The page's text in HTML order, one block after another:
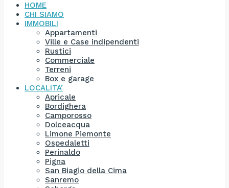
HOME
CHI SIAMO
IMMOBILI
Appartamenti
Ville e Case indipendenti
Rustici
Commerciale
Terreni
Box e garage
LOCALITA’
Apricale
Bordighera
Camporosso
Dolceacqua
Limone Piemonte
Ospedaletti
Perinaldo
Pigna
San Biagio della Cima
Sanremo